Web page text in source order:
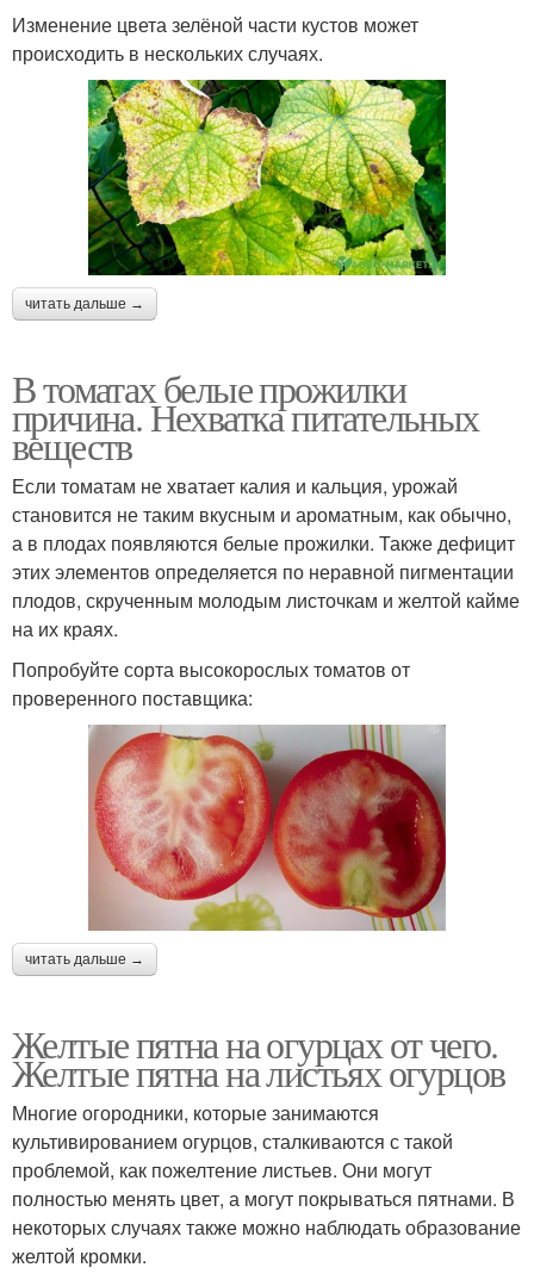
Изменение цвета зелёной части кустов может
происходить в нескольких случаях.
читать дальше →
В томатах белые прожилки
причина. Нехватка питательных
веществ
Если томатам не хватает калия и кальция, урожай
становится не таким вкусным и ароматным, как обычно,
а в плодах появляются белые прожилки. Также дефицит
этих элементов определяется по неравной пигментации
плодов, скрученным молодым листочкам и желтой кайме
на их краях.
Попробуйте сорта высокорослых томатов от
проверенного поставщика:
читать дальше →
Желтые пятна на огурцах от чего.
Желтые пятна на листьях огурцов
Многие огородники, которые занимаются
культивированием огурцов, сталкиваются с такой
проблемой, как пожелтение листьев. Они могут
полностью менять цвет, а могут покрываться пятнами. В
некоторых случаях также можно наблюдать образование
желтой кромки.